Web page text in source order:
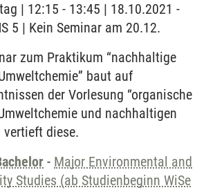
| 12:15 - 13:45 | 18.10.2021 -
5 | Kein Seminar am 20.12.
zum Praktikum “nachhaltige
baut auf
der Vorlesung “organische
und nachhaltigen
vertieft diese.
- Major Environmental and
Studies (ab Studienbeginn WiSe